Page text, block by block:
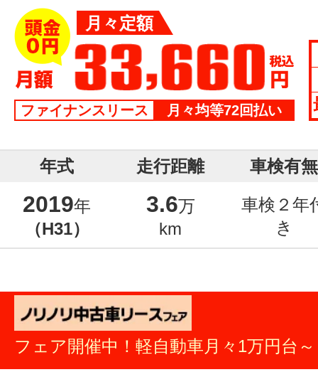
月々定額
ファイナンスリース 月々均等72回払い
年式 走行距離 車検有無
2019年
（H31）
3.6万
km
車検２年
き
フェア開催中！軽自動車月々1万円台～